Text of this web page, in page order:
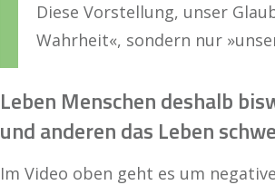
Diese Vorstellung, unser
Wahrheit«, sondern nur
Leben Menschen deshalb
und anderen das Leben
Im Video oben geht es um